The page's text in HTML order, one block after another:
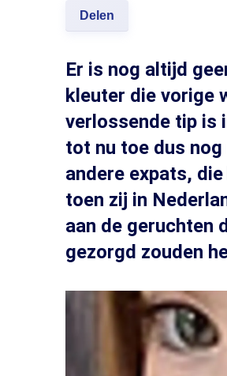
Delen
Er is nog altijd
kleuter die vorige
verlossende tip is
tot nu toe dus
andere expats,
toen zij in
aan de geruchten
gezorgd zouden